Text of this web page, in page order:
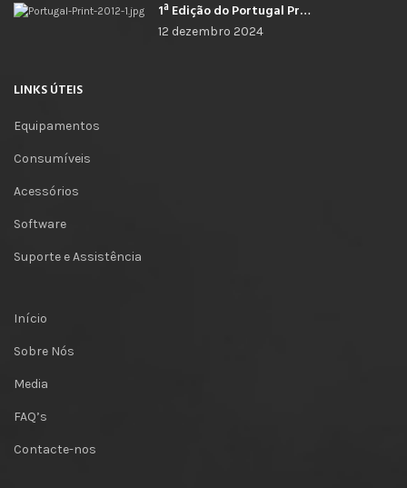
1ª Edição do Portugal Print
12 dezembro 2024
LINKS ÚTEIS
Equipamentos
Consumíveis
Acessórios
Software
Suporte e Assistência
Início
Sobre Nós
Media
FAQ’s
Contacte-nos